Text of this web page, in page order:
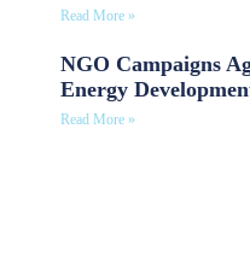
Read More »
NGO Campaigns
Energy
Read More »